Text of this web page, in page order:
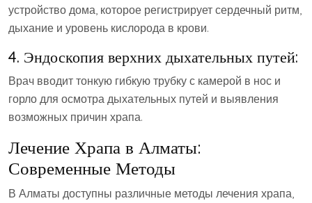
устройство дома, которое регистрирует сердечный ритм,
дыхание и уровень кислорода в крови.
4. Эндоскопия верхних дыхательных путей:
Врач вводит тонкую гибкую трубку с камерой в нос и
горло для осмотра дыхательных путей и выявления
возможных причин храпа.
Лечение Храпа в Алматы:
Современные Методы
В Алматы доступны различные методы лечения храпа,